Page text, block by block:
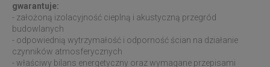
gwarantuje:
- założoną izolacyjność cieplną i akustyczną przegród
budowlanych
- odpowiednią wytrzymałość i odporność ścian na działanie
czynników atmosferycznych
- właściwy bilans energetyczny oraz wymagane przepisami